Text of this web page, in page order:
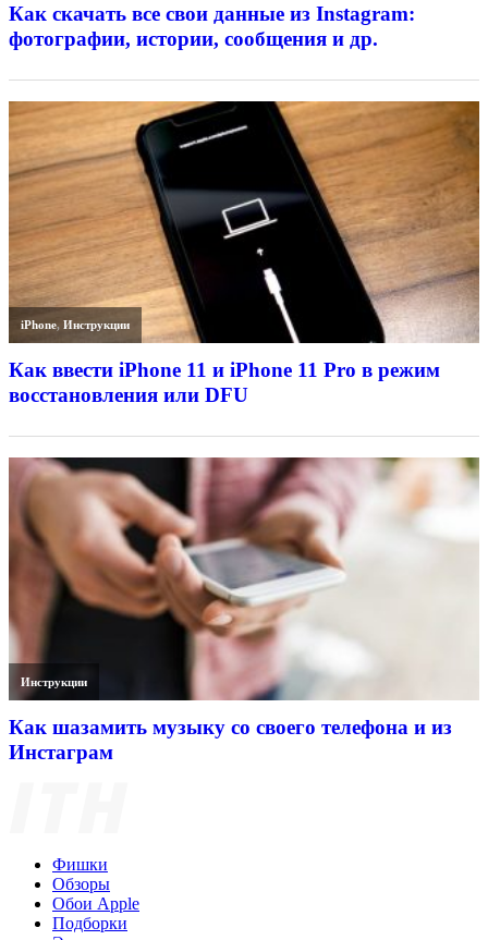
Как скачать все свои данные из Instagram:
фотографии, истории, сообщения и др.
iPhone,Инструкции
Как ввести iPhone 11 и iPhone 11 Pro в режим
восстановления или DFU
Инструкции
Как шазамить музыку со своего телефона и из
Инстаграм
Фишки
Обзоры
Обои Apple
Подборки